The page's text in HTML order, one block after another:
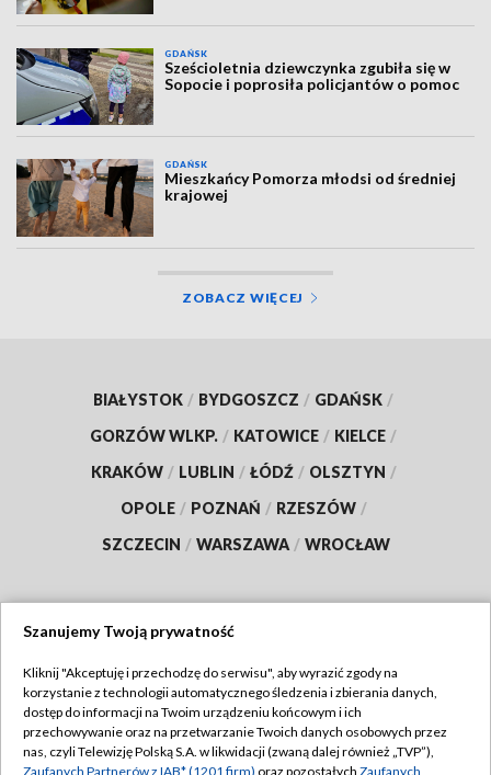
GDAŃSK
Sześcioletnia dziewczynka zgubiła się w
Sopocie i poprosiła policjantów o pomoc
GDAŃSK
Mieszkańcy Pomorza młodsi od średniej
krajowej
ZOBACZ WIĘCEJ
BIAŁYSTOK / BYDGOSZCZ / GDAŃSK /
GORZÓW WLKP. / KATOWICE / KIELCE /
KRAKÓW / LUBLIN / ŁÓDŹ / OLSZTYN /
OPOLE / POZNAŃ / RZESZÓW /
SZCZECIN / WARSZAWA / WROCŁAW
TVP
Abonament TVP
Emisja w TVP
Regulamin TVP
Szanujemy Twoją prywatność
Kliknij "Akceptuję i przechodzę do serwisu", aby wyrazić zgody na
korzystanie z technologii automatycznego śledzenia i zbierania danych,
dostęp do informacji na Twoim urządzeniu końcowym i ich
przechowywanie oraz na przetwarzanie Twoich danych osobowych przez
nas, czyli Telewizję Polską S.A. w likwidacji (zwaną dalej również „TVP”),
Zaufanych Partnerów z IAB* (1201 firm) oraz pozostałych Zaufanych